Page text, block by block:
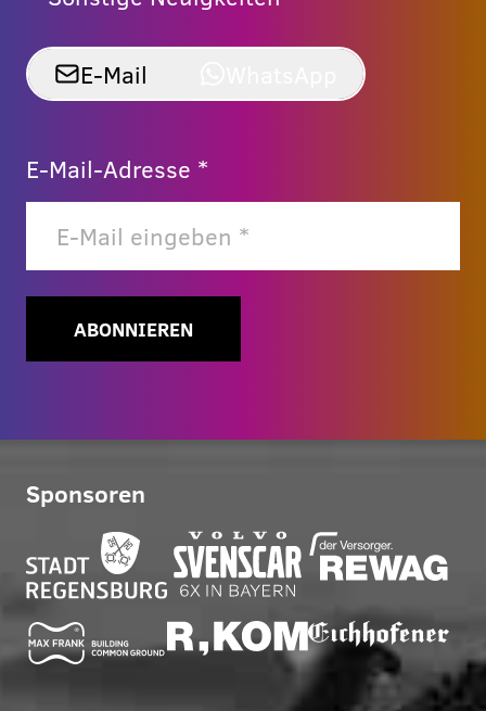
E-Mail
E-Mail-Adresse *
ABONNIEREN
Sponsoren